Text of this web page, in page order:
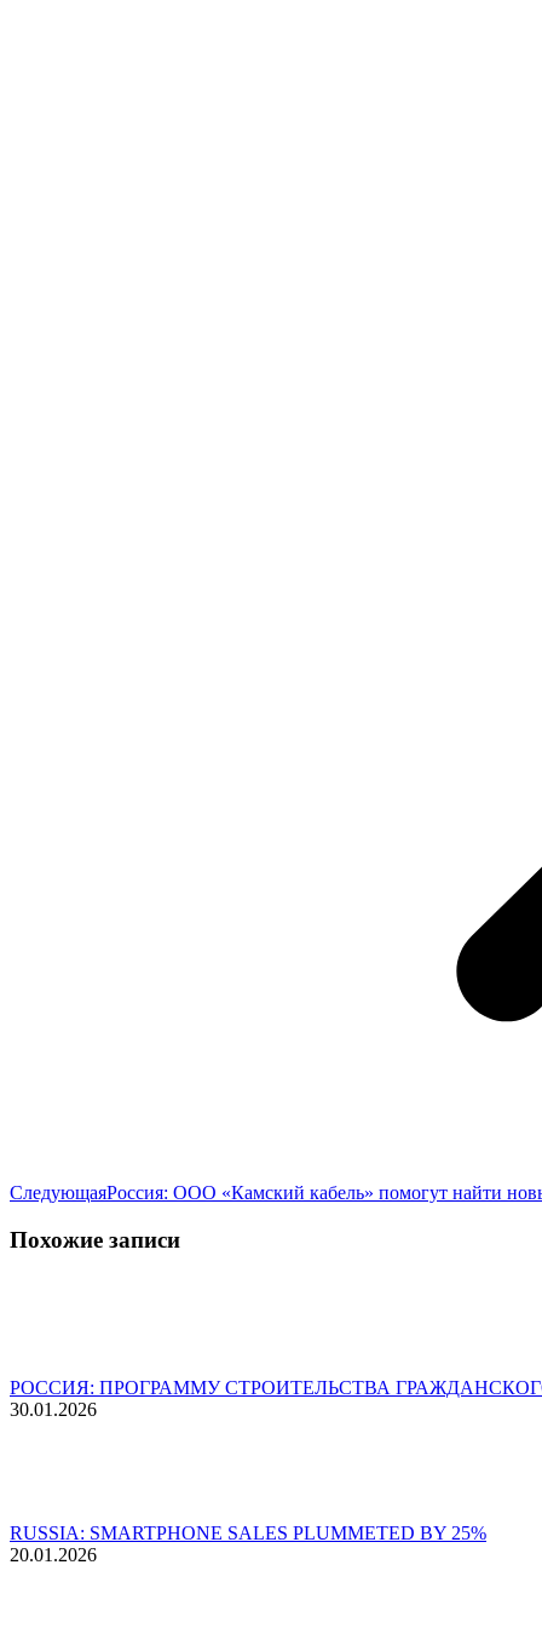
СледующаяСледующая
Россия: ООО «Камский кабель» помогут найти
Похожие записи
РОССИЯ: ПРОГРАММУ СТРОИТЕЛЬСТВА
30.01.2026
RUSSIA: SMARTPHONE SALES PLUMMETED BY 25%
20.01.2026